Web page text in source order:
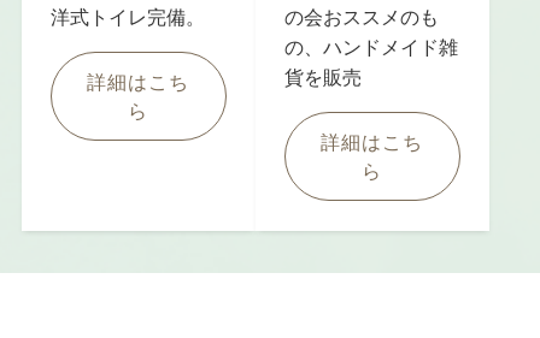
洋式トイレ完備。
詳細はこち
ら
の会おススメのも
の、ハンドメイド雑
貨を販売
詳細はこち
ら